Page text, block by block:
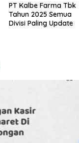
PT Kalbe Farma Tbk
Tahun 2025 Semua
Divisi Paling Update